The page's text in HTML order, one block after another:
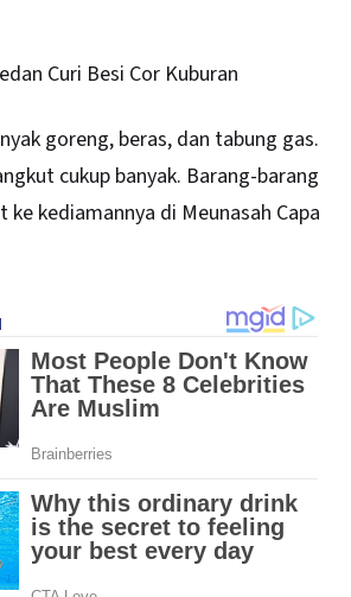
Curi Besi Cor Kuburan
goreng, beras, dan tabung gas.
cukup banyak. Barang-barang
kediamannya di Meunasah Capa